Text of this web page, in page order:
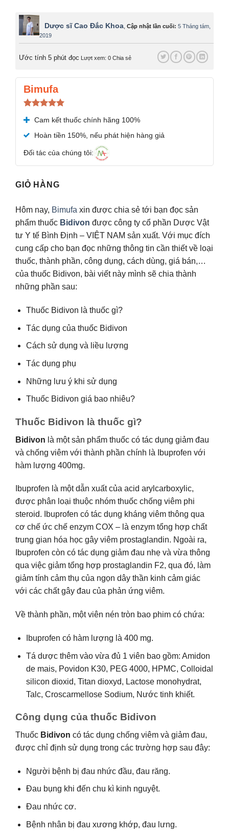
Dược sĩ Cao Đắc Khoa Cập nhật lần cuối: 5 Tháng tám,
2019
Ước tính 5 phút đọc Lượt xem: 0 Chia sẻ
Bimufa
Được xếp
hạng5.00
5 sao
Cam kết thuốc chính hãng 100%
Hoàn tiền 150%, nếu phát hiện hàng giả
Đối tác của chúng tôi:
GIỎ HÀNG
Hôm nay, Bimufa xin được chia sẻ tới bạn đọc sản
phẩm thuốc Bidivon được công ty cổ phần Dược Vật
tư Y tế Bình Định – VIỆT NAM sản xuất. Với mục đích
cung cấp cho bạn đọc những thông tin cần thiết về loại
thuốc, thành phần, công dụng, cách dùng, giá bán,…
của thuốc Bidivon, bài viết này mình sẽ chia thành
những phần sau:
Thuốc Bidivon là thuốc gì?
Tác dụng của thuốc Bidivon
Cách sử dụng và liều lượng
Tác dụng phụ
Những lưu ý khi sử dụng
Thuốc Bidivon giá bao nhiêu?
Thuốc Bidivon là thuốc gì?
Bidivon là một sản phẩm thuốc có tác dụng giảm đau
và chống viêm với thành phần chính là Ibuprofen với
hàm lượng 400mg.
Ibuprofen là một dẫn xuất của acid arylcarboxylic,
được phân loại thuộc nhóm thuốc chống viêm phi
steroid. Ibuprofen có tác dụng kháng viêm thông qua
cơ chế ức chế enzym COX – là enzym tổng hợp chất
trung gian hóa học gây viêm prostaglandin. Ngoài ra,
Ibuprofen còn có tác dụng giảm đau nhẹ và vừa thông
qua việc giảm tổng hợp prostaglandin F2, qua đó, làm
giảm tính cảm thụ của ngọn dây thần kinh cảm giác
với các chất gây đau của phản ứng viêm.
Về thành phần, một viên nén tròn bao phim có chứa:
Ibuprofen có hàm lượng là 400 mg.
Tá dược thêm vào vừa đủ 1 viên bao gồm: Amidon
de mais, Povidon K30, PEG 4000, HPMC, Colloidal
silicon dioxid, Titan dioxyd, Lactose monohydrat,
Talc, Croscarmellose Sodium, Nước tinh khiết.
Công dụng của thuốc Bidivon
Thuốc Bidivon có tác dụng chống viêm và giảm đau,
được chỉ định sử dụng trong các trường hợp sau đây:
Người bệnh bị đau nhức đầu, đau răng.
Đau bụng khi đến chu kì kinh nguyệt.
Đau nhức cơ.
Bệnh nhân bị đau xương khớp, đau lưng.